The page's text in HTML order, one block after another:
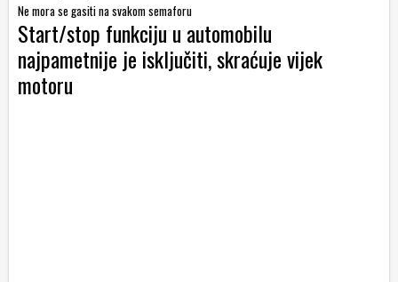
Ne mora se gasiti na svakom semaforu
Start/stop funkciju u automobilu
najpametnije je isključiti, skraćuje vijek
motoru